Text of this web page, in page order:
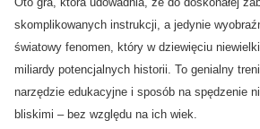
skomplikowanych instrukcji, a jedynie
światowy fenomen, który w dziewięciu
miliardy potencjalnych historii. To genialny
narzędzie edukacyjne i sposób na spędzenie
bliskimi – bez względu na ich wiek.